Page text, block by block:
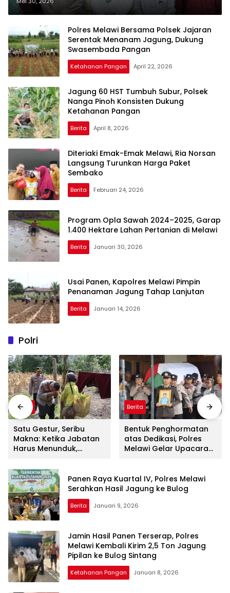
Polres Melawi Bersama Polsek Jajaran
Serentak Menanam Jagung, Dukung
Swasembada Pangan
Ketahanan Pangan April 22, 2026
Jagung 60 HST Tumbuh Subur, Polsek
Nanga Pinoh Konsisten Dukung
Ketahanan Pangan
Berita April 8, 2026
Diteriaki Emak-Emak Melawi, Ria Norsan
Langsung Turunkan Harga Paket
Sembako
Berita Februari 24, 2026
Program Opla Sawah 2024–2025, Garap
1.400 Hektare Lahan Pertanian di Melawi
Berita Januari 30, 2026
Usai Panen, Kapolres Melawi Pimpin
Penanaman Jagung Tahap Lanjutan
Berita Januari 14, 2026
Polri
Berita
Satu Gestur, Seribu
Makna: Ketika Jabatan
Harus Menunduk,
Tunjukkan Adab Berdiri
Paling Tinggi kepada
Orang Tua
Berita
Bentuk Penghormatan
atas Dedikasi, Polres
Melawi Gelar Upacara
Tabrani Lumban Tobing
Panen Raya Kuartal IV, Polres Melawi
Serahkan Hasil Jagung ke Bulog
Berita Januari 9, 2026
Jamin Hasil Panen Terserap, Polres
Melawi Kembali Kirim 2,5 Ton Jagung
Pipilan ke Bulog Sintang
Ketahanan Pangan Januari 8, 2026